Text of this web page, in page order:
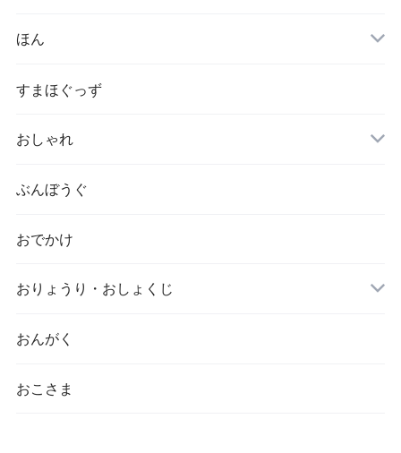
ほん
すまほぐっず
おしゃれ
ぶんぼうぐ
おでかけ
おりょうり・おしょくじ
おんがく
おこさま